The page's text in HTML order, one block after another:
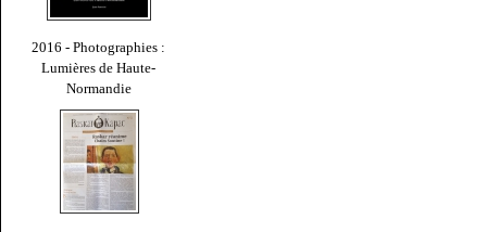
2016 - Photographies :
Lumières de Haute-
Normandie